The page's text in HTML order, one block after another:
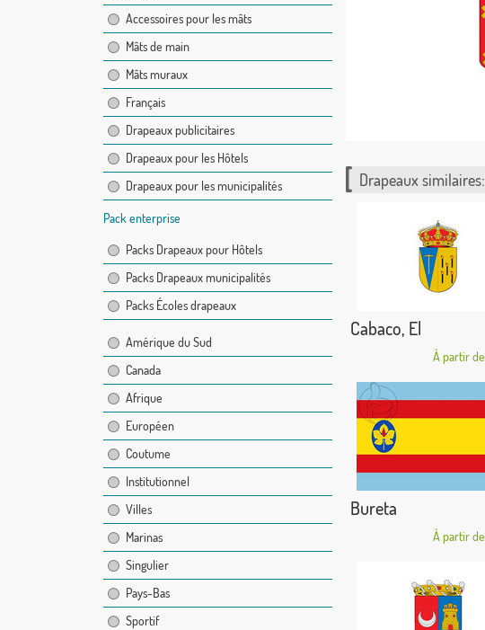
Accessoires pour les mâts
Mâts de main
Mâts muraux
Français
Drapeaux publicitaires
Drapeaux pour les Hôtels
Drapeaux pour les municipalités
Pack enterprise
Packs Drapeaux pour Hôtels
Packs Drapeaux municipalités
Packs Écoles drapeaux
Amérique du Sud
Canada
Afrique
Européen
Coutume
Institutionnel
Villes
Marinas
Singulier
Pays-Bas
Sportif
Drapeaux similaires:
Cabaco, El
À partir
Bureta
À partir